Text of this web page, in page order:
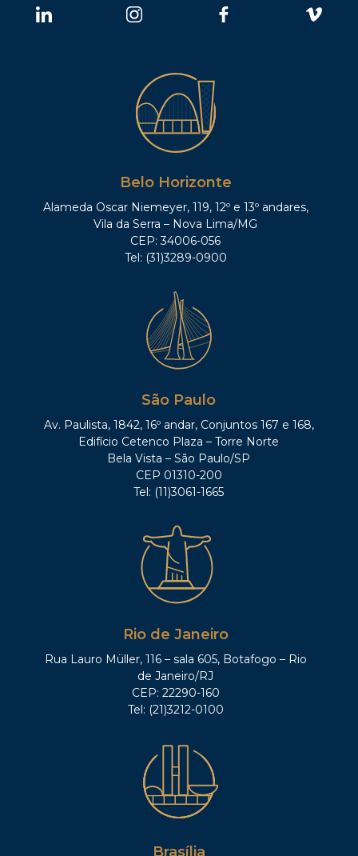
Belo Horizonte
Alameda Oscar Niemeyer, 119, 12º e 13º andares,
Vila da Serra – Nova Lima/MG
CEP: 34006-056
Tel: (31)3289-0900
São Paulo
Av. Paulista, 1842, 16º andar, Conjuntos 167 e 168,
Edifício Cetenco Plaza – Torre Norte
Bela Vista – São Paulo/SP
CEP 01310-200
Tel: (11)3061-1665
Rio de Janeiro
Rua Lauro Müller, 116 – sala 605, Botafogo – Rio
de Janeiro/RJ
CEP: 22290-160
Tel: (21)3212-0100
Brasília